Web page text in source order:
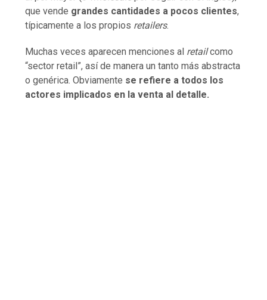
que vende grandes cantidades a pocos clientes,
típicamente a los propios retailers.
Muchas veces aparecen menciones al retailcomo
“sector retail”, así de manera un tanto más abstracta
o genérica. Obviamente se refiere a todos los
actores implicados en la venta al detalle.